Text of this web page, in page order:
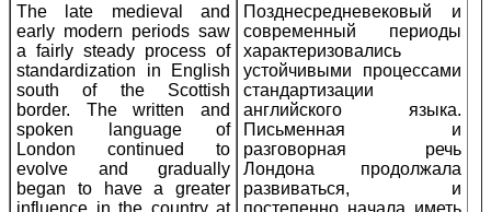
The late medieval and
early modern periods saw
a fairly steady process of
standardization in English
south of the Scottish
border. The written and
spoken language of
London continued to
evolve and gradually
began to have a greater
influence in the country at
Позднесредневековый и
современный периоды
характеризовались
устойчивыми процессами
стандартизации
английского языка.
Письменная и
разговорная речь
Лондона продолжала
развиваться, и
постепенно начала иметь